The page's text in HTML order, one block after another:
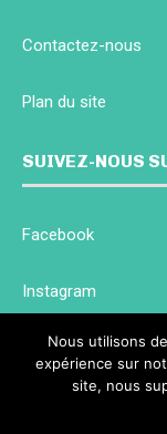
Contactez-nous
Plan du site
SUIVEZ-NOUS
Facebook
Instagram
Twitter
@2022 -
Nous utilisons
expérience sur
site, nous